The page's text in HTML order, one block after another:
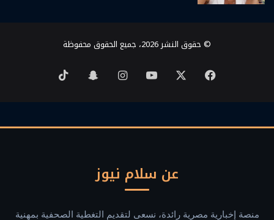
© حقوق النشر 2026، جميع الحقوق محفوظة
فيسبوك ‫YouTubeانستقرامسناب
عن سلام نيوز
منصة إخبارية مصرية رائدة، نسعى لتقديم التغطية الصحفية بمهنية